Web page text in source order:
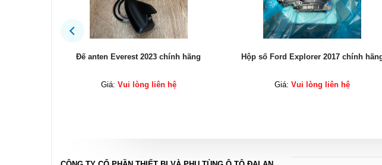
Hộp số Ford Explorer 2017 chính hãng
Giá:Vui lòng liên hệ
Két sinh hàn động cơ Explorer chính
Giá:Vui lòng liên hệ